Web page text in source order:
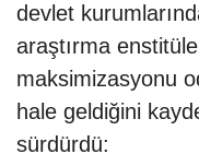
devlet
araştırma
maksimizasyonu
hale geldiğini
sürdürdü: